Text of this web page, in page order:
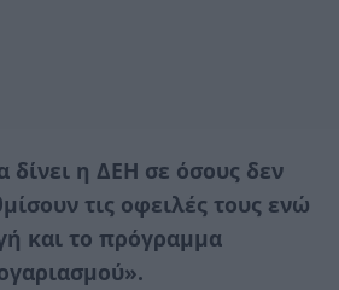
δίνει η ΔΕΗ σε όσους δεν
τις οφειλές τους ενώ
και το πρόγραμμα